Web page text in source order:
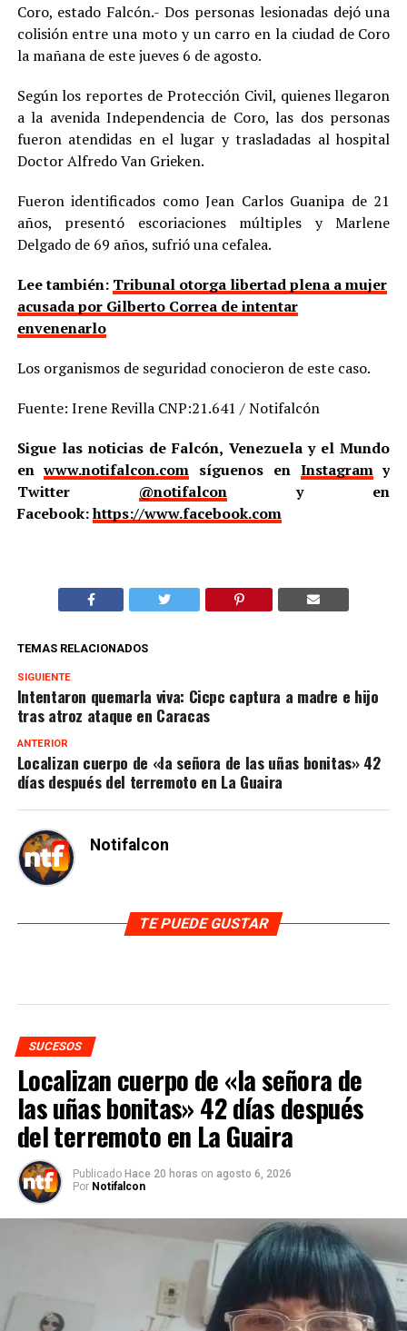
Coro, estado Falcón.- Dos personas lesionadas dejó una
colisión entre una moto y un carro en la ciudad de Coro
la mañana de este jueves 6 de agosto.
Según los reportes de Protección Civil, quienes llegaron
a la avenida Independencia de Coro, las dos personas
fueron atendidas en el lugar y trasladadas al hospital
Doctor Alfredo Van Grieken.
Fueron identificados como Jean Carlos Guanipa de 21
años, presentó escoriaciones múltiples y Marlene
Delgado de 69 años, sufrió una cefalea.
Lee también: Tribunal otorga libertad plena a mujer
acusada por Gilberto Correa de intentar
envenenarlo
Los organismos de seguridad conocieron de este caso.
Fuente: Irene Revilla CNP:21.641 / Notifalcón
Sigue las noticias de Falcón, Venezuela y el Mundo
enwww.notifalcon.com síguenos en Instagramy
Twitter @notifalcony en
Facebook:https://www.facebook.com
TEMAS RELACIONADOS
SIGUIENTE
Intentaron quemarla viva: Cicpc captura a madre e hijo
tras atroz ataque en Caracas
ANTERIOR
Localizan cuerpo de «la señora de las uñas bonitas» 42
días después del terremoto en La Guaira
Notifalcon
TE PUEDE GUSTAR
SUCESOS
Localizan cuerpo de «la señora de
las uñas bonitas» 42 días después
del terremoto en La Guaira
Publicado Hace 20 horas on agosto 6, 2026
Por Notifalcon